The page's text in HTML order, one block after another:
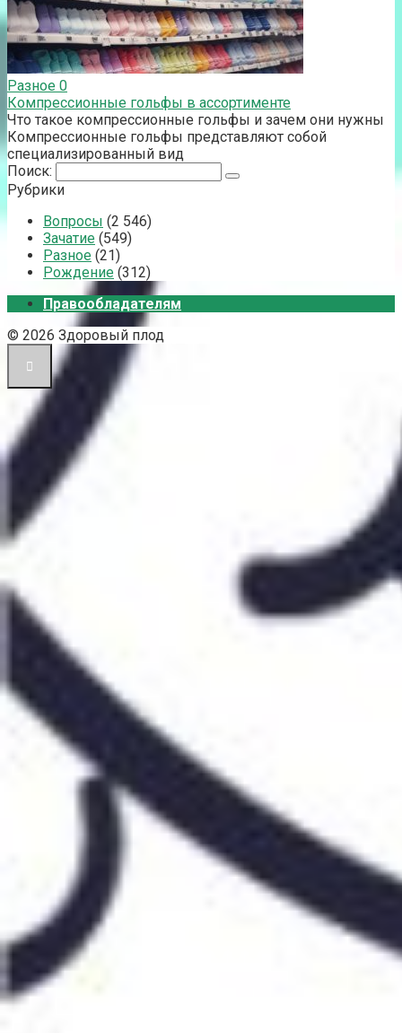
Разное 0
Компрессионные гольфы в ассортименте
Что такое компрессионные гольфы и зачем они нужны
Компрессионные гольфы представляют собой
специализированный вид
Поиск:
Рубрики
Вопросы (2 546)
Зачатие (549)
Разное (21)
Рождение (312)
Правообладателям
© 2026 Здоровый плод